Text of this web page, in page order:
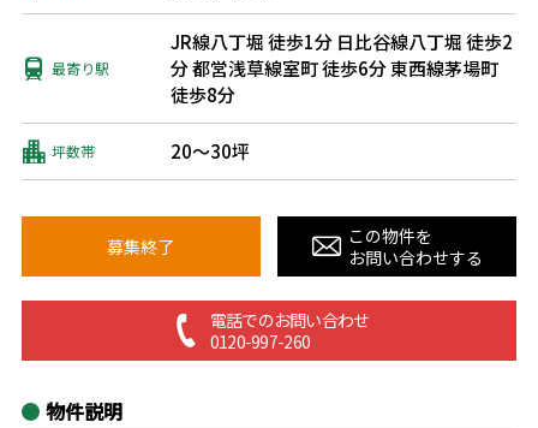
最寄り駅
JR線八丁堀 徒歩1分日比谷線八丁堀 徒歩2
分都営浅草線室町 徒歩6分東西線茅場町
徒歩8分
坪数帯 20～30坪
募集終了
この物件を
お問い合わせする
電話でのお問い合わせ
0120-997-260
物件説明